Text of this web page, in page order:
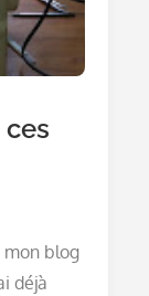
mon blog
déjà